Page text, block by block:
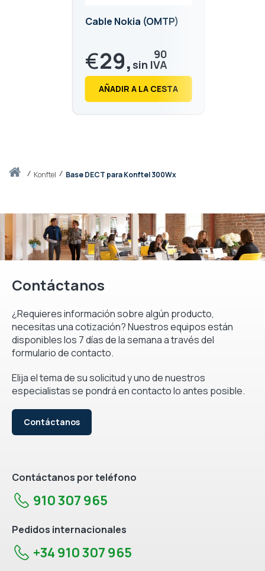
Iniciokonftel Base DECT para Konftel 300Wx
Cable Nokia (OMTP)
€29, 90
€ 36,
AÑADIR A LA CESTA
Contáctanos
¿Requieres información sobre algún producto,
necesitas una cotización? Nuestros equipos están
disponibles los 7 días de la semana a través del
formulario de contacto.
Elija el tema de su solicitud y uno de nuestros
especialistas se pondrá en contacto lo antes posible.
Contáctanos
Contáctanos por teléfono
910 307 965
Pedidos internacionales
+34 910 307 965